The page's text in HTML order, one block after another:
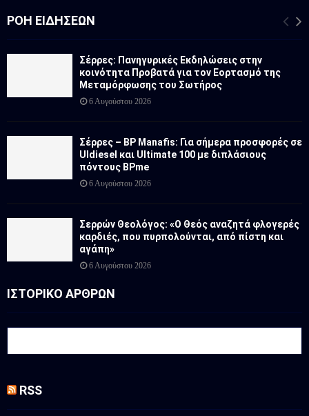
ΡΟΉ ΕΙΔΉΣΕΩΝ
Σέρρες: Πανηγυρικές Εκδηλώσεις στην
κοινότητα Προβατά για τον Εορτασμό της
Μεταμόρφωσης του Σωτήρος
6 Αυγούστου 2026
Σέρρες – BP Manafis: Για σήμερα προσφορές σε
Uldiesel και Ultimate 100 με διπλάσιους
πόντους BPme
6 Αυγούστου 2026
Σερρών Θεολόγος: «Ο Θεός αναζητά φλογερές
καρδιές, που πυρπολούνται, από πίστη και
αγάπη»
6 Αυγούστου 2026
ΙΣΤΟΡΙΚΟ ΑΡΘΡΩΝ
RSS